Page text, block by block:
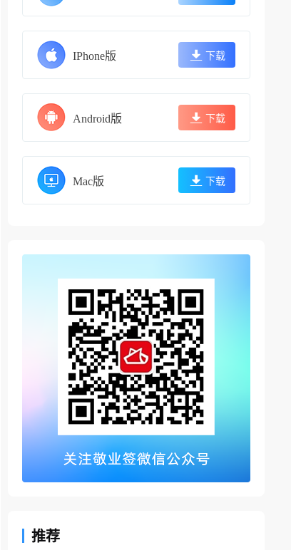
IPhone版 下载
Android版 下载
Mac版 下载
推荐